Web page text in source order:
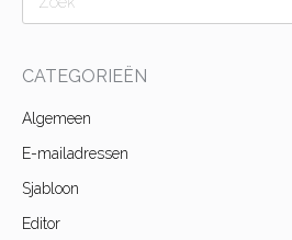
CATEGORIEËN
Algemeen
E-mailadressen
Sjabloon
Editor